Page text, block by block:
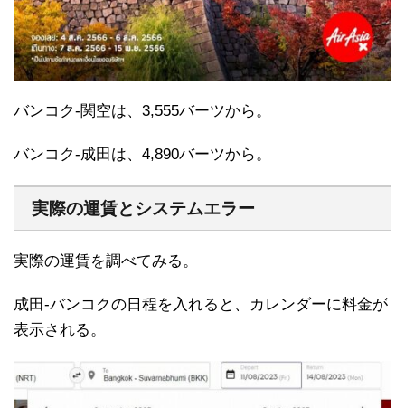
バンコク-関空は、3,555バーツから。
バンコク-成田は、4,890バーツから。
実際の運賃とシステムエラー
実際の運賃を調べてみる。
成田-バンコクの日程を入れると、カレンダーに料金が
表示される。